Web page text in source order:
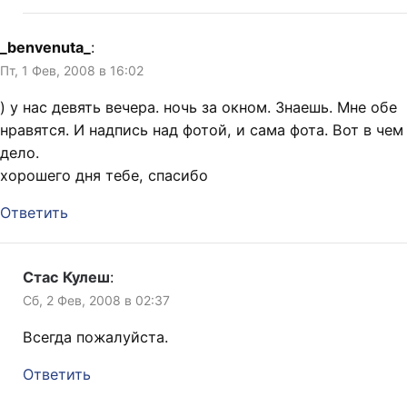
_benvenuta_ :
Пт, 1 Фев, 2008 в 16:02
) у нас девять вечера. ночь за окном. Знаешь. Мне обе
нравятся. И надпись над фотой, и сама фота. Вот в чем
дело.
хорошего дня тебе, спасибо
Ответить
Стас Кулеш:
Сб, 2 Фев, 2008 в 02:37
Всегда пожалуйста.
Ответить